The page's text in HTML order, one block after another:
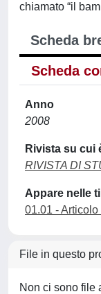
chiamato “il
Scheda
Scheda
Anno
2008
Rivista su cui
RIVISTA DI
Appare nelle
01.01 - Articolo
File in questo
Non ci sono file